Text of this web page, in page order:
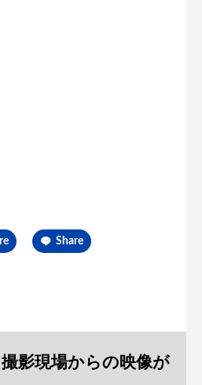
Share
撮影現場からの映像が